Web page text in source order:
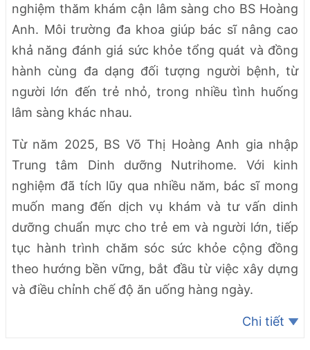
nghiệm thăm khám cận lâm sàng cho BS Hoàng
Anh. Môi trường đa khoa giúp bác sĩ nâng cao
khả năng đánh giá sức khỏe tổng quát và đồng
hành cùng đa dạng đối tượng người bệnh, từ
người lớn đến trẻ nhỏ, trong nhiều tình huống
lâm sàng khác nhau.
Từ năm 2025, BS Võ Thị Hoàng Anh gia nhập
Trung tâm Dinh dưỡng Nutrihome. Với kinh
nghiệm đã tích lũy qua nhiều năm, bác sĩ mong
muốn mang đến dịch vụ khám và tư vấn dinh
dưỡng chuẩn mực cho trẻ em và người lớn, tiếp
tục hành trình chăm sóc sức khỏe cộng đồng
theo hướng bền vững, bắt đầu từ việc xây dựng
và điều chỉnh chế độ ăn uống hàng ngày.
Chi tiết